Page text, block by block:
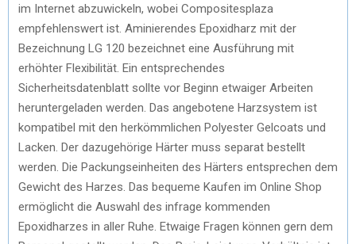
im Internet abzuwickeln, wobei Compositesplaza
empfehlenswert ist. Aminierendes Epoxidharz mit der
Bezeichnung LG 120 bezeichnet eine Ausführung mit
erhöhter Flexibilität. Ein entsprechendes
Sicherheitsdatenblatt sollte vor Beginn etwaiger Arbeiten
heruntergeladen werden. Das angebotene Harzsystem ist
kompatibel mit den herkömmlichen Polyester Gelcoats und
Lacken. Der dazugehörige Härter muss separat bestellt
werden. Die Packungseinheiten des Härters entsprechen dem
Gewicht des Harzes. Das bequeme Kaufen im Online Shop
ermöglicht die Auswahl des infrage kommenden
Epoxidharzes in aller Ruhe. Etwaige Fragen können gern dem